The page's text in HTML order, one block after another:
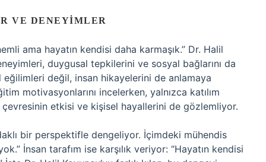
VE DENEYIMLER
ama hayatın kendisi daha karmaşık.” Dr. Halil
duygusal tepkilerini ve sosyal bağlarını da
değil, insan hikayelerini de anlamaya
motivasyonlarını incelerken, yalnızca katılım
çevresinin etkisi ve kişisel hayallerini de gözlemliyor.
bir perspektifle dengeliyor. İçimdeki mühendis
İnsan tarafım ise karşılık veriyor: “Hayatın kendisi